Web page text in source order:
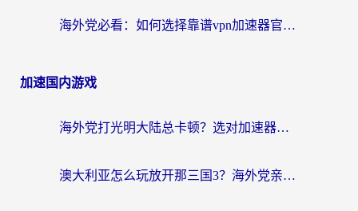
海外党必看：如何选择靠谱vpn加速器官网？轻松解决国内APP地区限制
加速国内游戏
海外党打光明大陆总卡顿？选对加速器才是关键！（附亲测好用的推荐）
澳大利亚怎么玩放开那三国3？海外党亲测有效的国服游戏加速指南